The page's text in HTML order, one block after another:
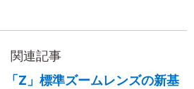
関連記事
「Z」標準ズームレンズの新基